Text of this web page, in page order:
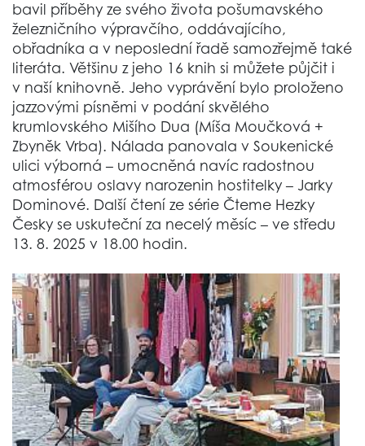
bavil příběhy ze svého života pošumavského
železničního výpravčího, oddávajícího,
obřadníka a v neposlední řadě samozřejmě také
literáta. Většinu z jeho 16 knih si můžete půjčit i
v naší knihovně. Jeho vyprávění bylo proloženo
jazzovými písněmi v podání skvělého
krumlovského Mišího Dua (Míša Moučková +
Zbyněk Vrba). Nálada panovala v Soukenické
ulici výborná – umocněná navíc radostnou
atmosférou oslavy narozenin hostitelky – Jarky
Dominové. Další čtení ze série Čteme Hezky
Česky se uskuteční za necelý měsíc – ve středu
13. 8. 2025 v 18.00 hodin.